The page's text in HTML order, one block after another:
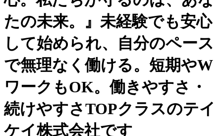
たの未来。』未経験でも安心
して始められ、自分のペース
で無理なく働ける。短期やW
ワークもOK。働きやすさ・
続けやすさTOPクラスのテイ
ケイ株式会社です